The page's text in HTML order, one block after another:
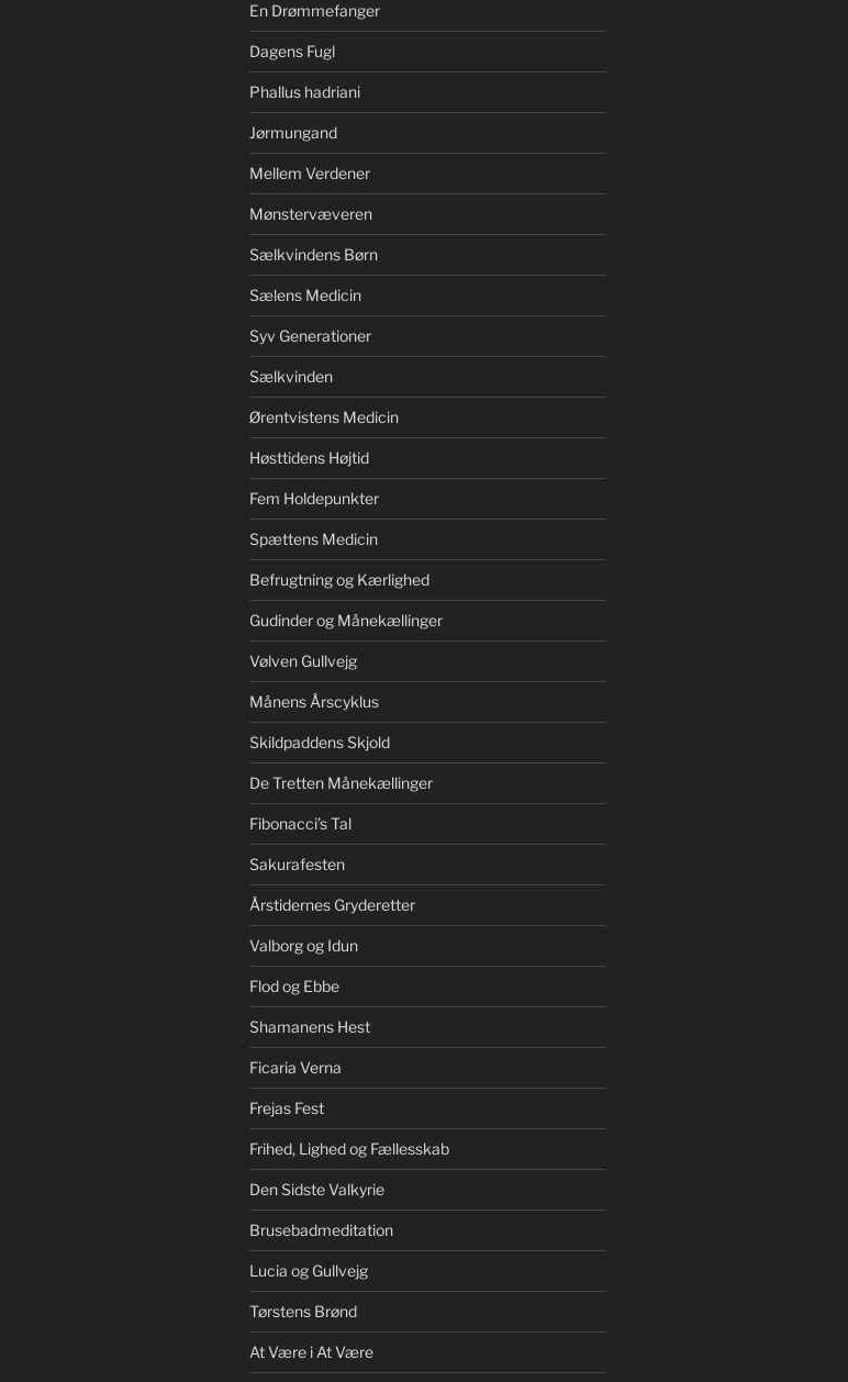
En Drømmefanger
Dagens Fugl
Phallus hadriani
Jørmungand
Mellem Verdener
Mønstervæveren
Sælkvindens Børn
Sælens Medicin
Syv Generationer
Sælkvinden
Ørentvistens Medicin
Høsttidens Højtid
Fem Holdepunkter
Spættens Medicin
Befrugtning og Kærlighed
Gudinder og Månekællinger
Vølven Gullvejg
Månens Årscyklus
Skildpaddens Skjold
De Tretten Månekællinger
Fibonacci’s Tal
Sakurafesten
Årstidernes Gryderetter
Valborg og Idun
Flod og Ebbe
Shamanens Hest
Ficaria Verna
Frejas Fest
Frihed, Lighed og Fællesskab
Den Sidste Valkyrie
Brusebadmeditation
Lucia og Gullvejg
Tørstens Brønd
At Være i At Være